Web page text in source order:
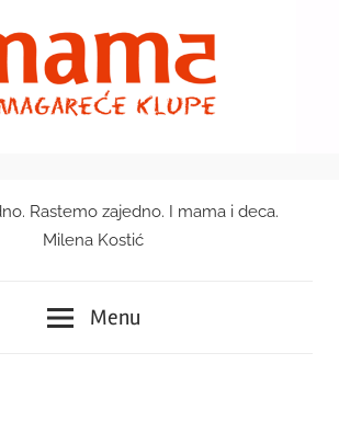
Rastemo zajedno. I mama i deca.
Milena Kostić
Menu